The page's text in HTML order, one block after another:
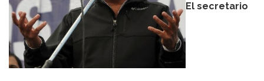
El secretario